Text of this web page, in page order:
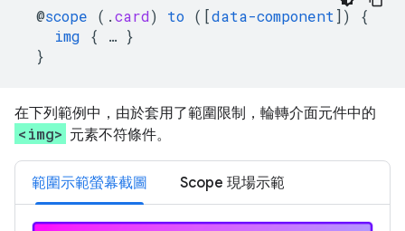
@scope ( .card) to ([data-component ])
{
img
{ … }
}
在下列範例中，由於套用了範圍限制，輪轉介面元件中的
<img> 元素不符條件。
範圍示範螢幕截圖 Scope 現場示範